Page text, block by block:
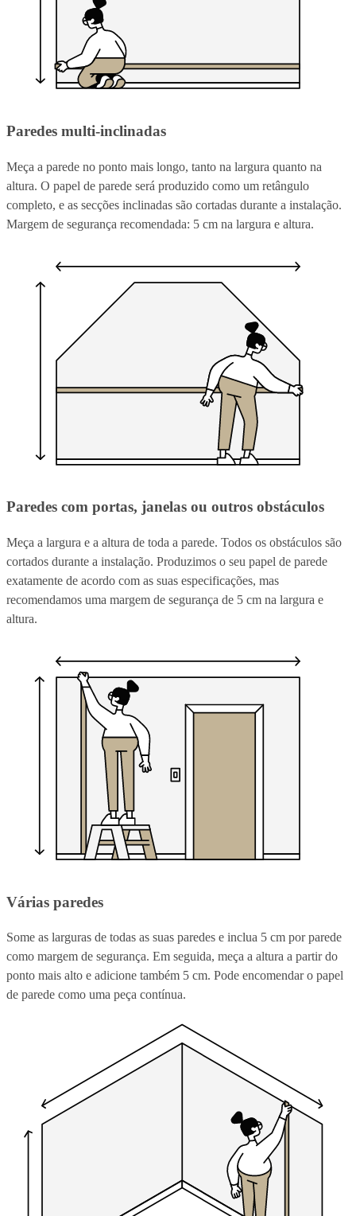
Paredes multi-inclinadas
Meça a parede no ponto mais longo, tanto na largura quanto na
altura. O papel de parede será produzido como um retângulo
completo, e as secções inclinadas são cortadas durante a instalação.
Margem de segurança recomendada: 5 cm na largura e altura.
Paredes com portas, janelas ou outros obstáculos
Meça a largura e a altura de toda a parede. Todos os obstáculos são
cortados durante a instalação. Produzimos o seu papel de parede
exatamente de acordo com as suas especificações, mas
recomendamos uma margem de segurança de 5 cm na largura e
altura.
Várias paredes
Some as larguras de todas as suas paredes e inclua 5 cm por parede
como margem de segurança. Em seguida, meça a altura a partir do
ponto mais alto e adicione também 5 cm. Pode encomendar o papel
de parede como uma peça contínua.